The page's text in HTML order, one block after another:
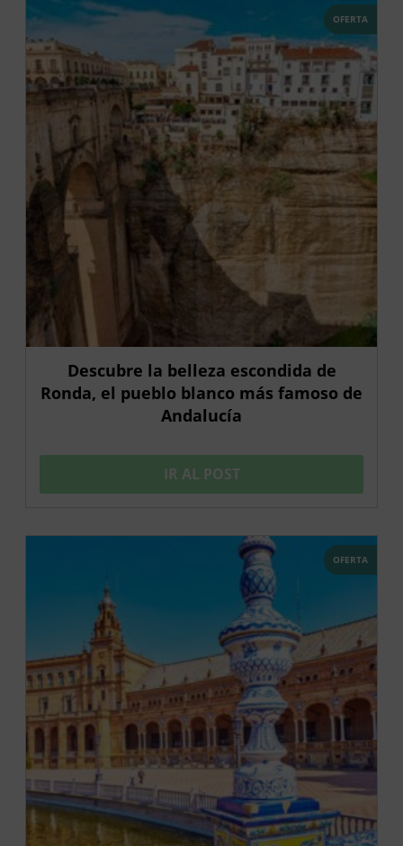
OFERTA
Descubre la belleza escondida de
Ronda, el pueblo blanco más famoso de
Andalucía
IR AL POST
OFERTA